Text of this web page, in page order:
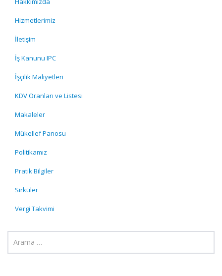
Hizmetlerimiz
İletişim
İş Kanunu IPC
İşçilik Maliyetleri
KDV Oranları ve Listesi
Makaleler
Mükellef Panosu
Politikamız
Pratik Bilgiler
Sirküler
Vergi Takvimi